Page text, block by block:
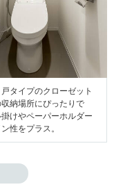
タイプのクローゼット
納場所にぴったりで
けやペーパーホルダー
性をプラス。